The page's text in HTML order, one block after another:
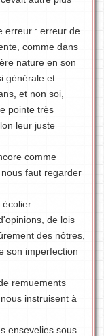
erreur : erreur de
comme dans
nature en son
générale et
et non soi,
pointe très
leur juste
comme
faut regarder
de lois
des nôtres,
son imperfection
remuements
instruisent à
ensevelies sous